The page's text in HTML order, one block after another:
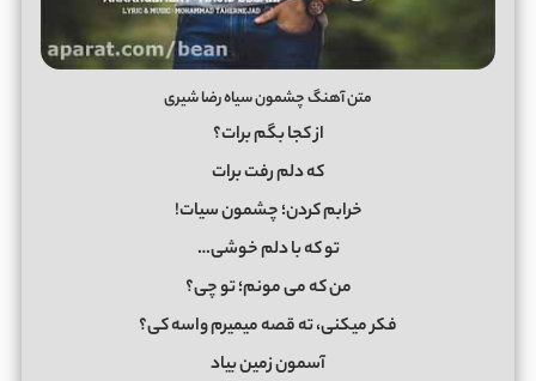
متن آهنگ چشمون سیاه رضا شیری
از کجا بگم برات؟
که دلم رفت برات
خرابم کردن؛ چشمون سیات!
تو که با دلم خوشی…
من که می مونم؛ تو چی؟
فکر میکنی، ته قصه میمیرم واسه کی؟
آسمون زمین بیاد